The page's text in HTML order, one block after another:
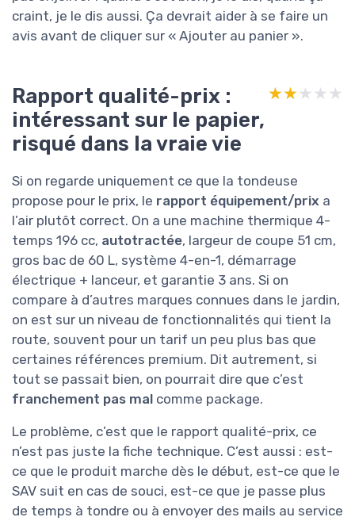
craint, je le dis aussi. Ça devrait aider à se faire un
avis avant de cliquer sur « Ajouter au panier ».
Rapport qualité-prix :
intéressant sur le papier,
risqué dans la vraie vie
★★★★★
★★★★★
Si on regarde uniquement ce que la tondeuse
propose pour le prix, le rapport équipement/prix a
l’air plutôt correct. On a une machine thermique 4-
temps 196 cc, autotractée, largeur de coupe 51 cm,
gros bac de 60 L, système 4-en-1, démarrage
électrique + lanceur, et garantie 3 ans. Si on
compare à d’autres marques connues dans le jardin,
on est sur un niveau de fonctionnalités qui tient la
route, souvent pour un tarif un peu plus bas que
certaines références premium. Dit autrement, si
tout se passait bien, on pourrait dire que c’est
franchement pas mal comme package.
Le problème, c’est que le rapport qualité-prix, ce
n’est pas juste la fiche technique. C’est aussi : est-
ce que le produit marche dès le début, est-ce que le
SAV suit en cas de souci, est-ce que je passe plus
de temps à tondre ou à envoyer des mails au service